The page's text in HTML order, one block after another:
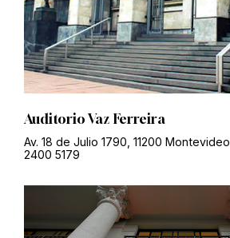
Auditorio Vaz Ferreira
Av. 18 de Julio 1790, 11200 Montevideo
2400 5179